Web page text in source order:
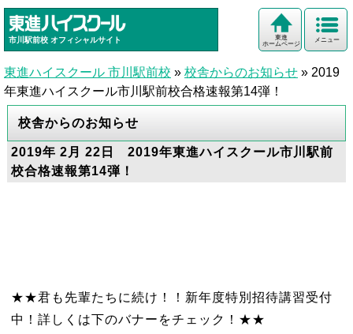
市川駅前校 オフィシャルサイト メニュー
東進
ホームページ
東進ハイスクール 市川駅前校 » 校舎からのお知らせ » 2019
年東進ハイスクール市川駅前校合格速報第14弾！
校舎からのお知らせ
2019年 2月 22日 2019年東進ハイスクール市川駅前
校合格速報第14弾！
★★君も先輩たちに続け！！新年度特別招待講習受付
中！詳しくは下のバナーをチェック！★★